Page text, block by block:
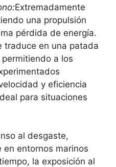
Extremadamente
una propulsión
pérdida de energía.
traduce en una patada
a los
y eficiencia
para situaciones
al desgaste,
en entornos marinos
la exposición al